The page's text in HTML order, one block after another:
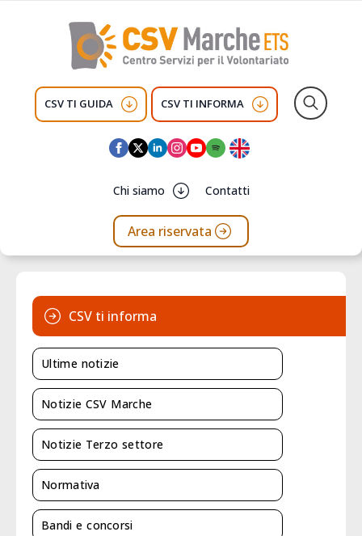
CSV TI GUIDA CSV TI INFORMA
Chi siamo Contatti
Area riservata
CSV ti informa
Ultime notizie
Notizie CSV Marche
Notizie Terzo settore
Normativa
Bandi e concorsi